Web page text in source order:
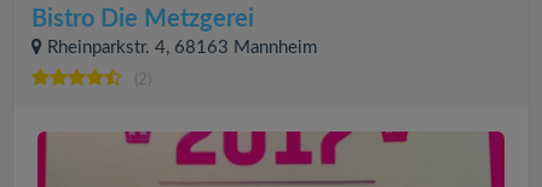
Bistro Die Metzgerei
Rheinparkstr. 4, 68163 Mannheim
(2)